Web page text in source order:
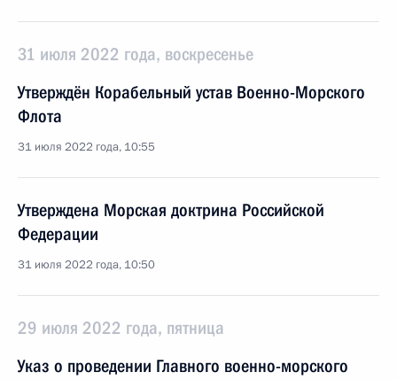
31 июля 2022 года, воскресенье
Утверждён Корабельный устав Военно-Морского
Флота
31 июля 2022 года, 10:55
Утверждена Морская доктрина Российской
Федерации
31 июля 2022 года, 10:50
29 июля 2022 года, пятница
Указ о проведении Главного военно-морского